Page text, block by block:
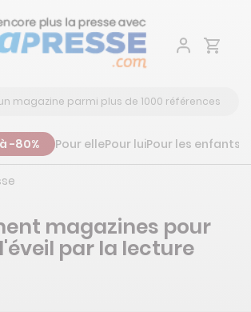
Aller
-80% Pour ellePour luiPour les enfants
magazines pour
par la lecture